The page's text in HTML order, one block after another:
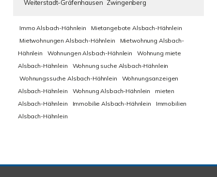
Weiterstadt-Gräfenhausen Zwingenberg
Immo Alsbach-Hähnlein
Mietangebote Alsbach-Hähnlein
Mietwohnungen Alsbach-Hähnlein
Mietwohnung Alsbach-
Hähnlein
Wohnungen Alsbach-Hähnlein
Wohnung miete
Alsbach-Hähnlein
Wohnung suche Alsbach-Hähnlein
Wohnungssuche Alsbach-Hähnlein
Wohnungsanzeigen
Alsbach-Hähnlein
Wohnung Alsbach-Hähnlein
mieten
Alsbach-Hähnlein
Immobilie Alsbach-Hähnlein
Immobilien
Alsbach-Hähnlein